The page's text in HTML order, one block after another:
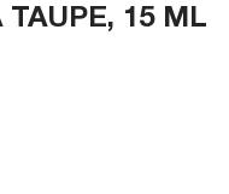
15 ML